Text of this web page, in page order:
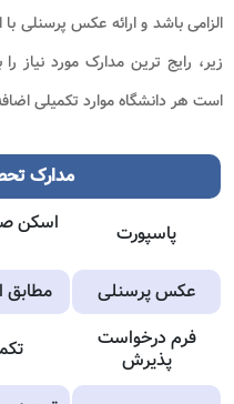
الزامی باشد و ارائه عکس
زیر، رایج ترین مدارک مورد
است هر دانشگاه موارد تکمیلی
مدارک
پاسپورت
اسکن
عکس پرسنلی
مطابق
فرم درخواست
پذیرش